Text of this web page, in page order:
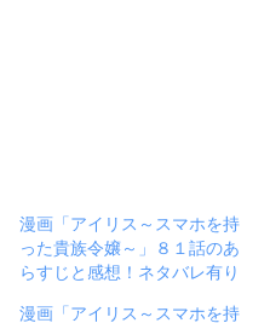
漫画「アイリス～スマホを持
った貴族令嬢～」８１話のあ
らすじと感想！ネタバレ有り
漫画「アイリス～スマホを持